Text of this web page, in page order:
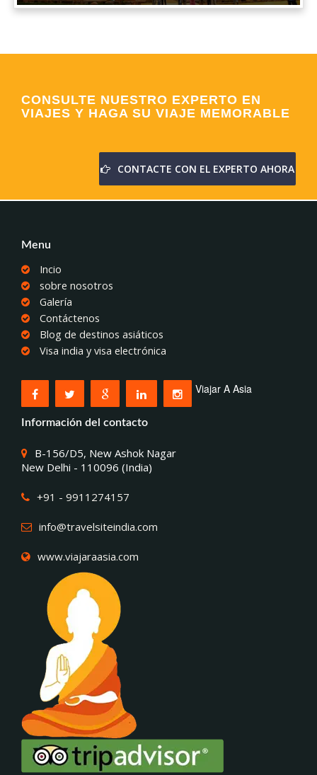
CONSULTE NUESTRO EXPERTO EN
VIAJES Y HAGA SU VIAJE MEMORABLE
CONTACTE CON EL EXPERTO AHORA
Menu
Incio
sobre nosotros
Galería
Contáctenos
Blog de destinos asiáticos
Visa india y visa electrónica
Información del contacto
Viajar A Asia
B-156/D5, New Ashok Nagar
New Delhi - 110096 (India)
+91 - 9911274157
info@travelsiteindia.com
www.viajaraasia.com